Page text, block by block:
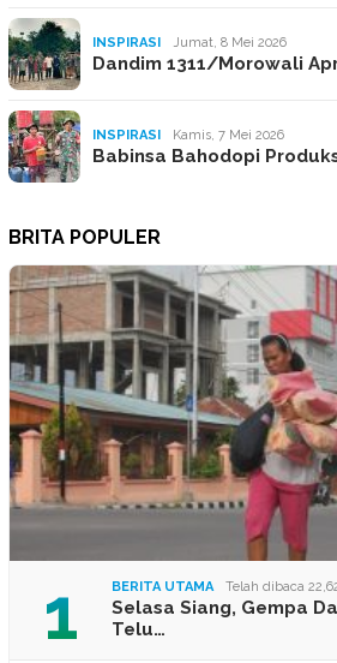
INSPIRASI Jumat, 8 Mei 2026
Dandim 1311/Morowali
INSPIRASI Kamis, 7 Mei 2026
Babinsa Bahodopi
BRITA POPULER
1 BERITA UTAMA Telah dibaca
Selasa Siang, Gempa
Telu…